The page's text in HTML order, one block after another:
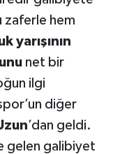
zaferle hem
yarışının
net bir
ilgi
diğer
’dan geldi.
gelen galibiyet